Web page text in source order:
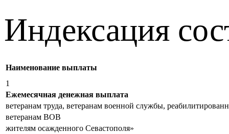
Индексация
Наименование выплаты
1
Ежемесячная денежная выплата
ветеранам труда, ветеранам военной службы,
ветеранам ВОВ
жителям осажденного Севастополя»